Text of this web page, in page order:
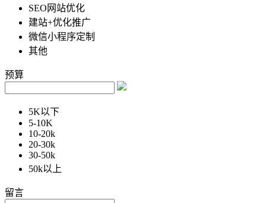
SEO网站优化
建站+优化推广
微信小程序定制
其他
预算
5K以下
5-10K
10-20k
20-30k
30-50k
50k以上
留言